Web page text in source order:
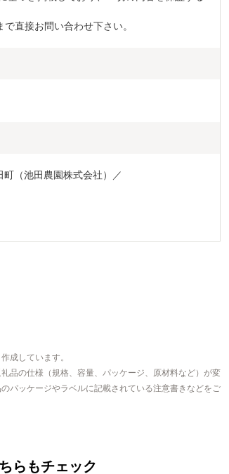
直接お問い合わせ下さい。
（池田農園株式会社）／
成しています。
品の仕様（規格、容量、パッケージ、原材料など）が変
パッケージやラベルに記載されている注意書きなどをご
らもチェック